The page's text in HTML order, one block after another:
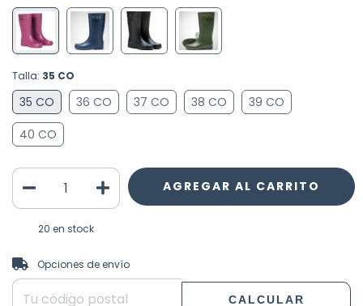
Talla: 35 CO
35 CO 36 CO 37 CO 38 CO
39 CO
40 CO
20 en stock
Entregas para el CP:
Opciones de envío
CALCULAR